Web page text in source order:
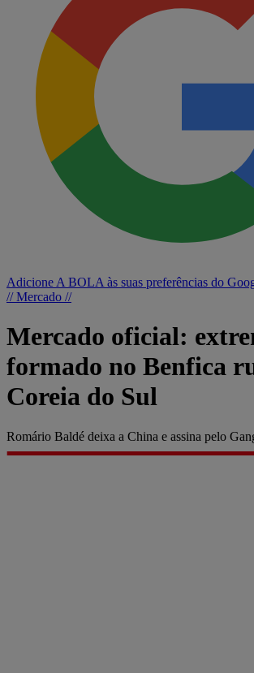
Adicione A BOLA às suas preferências do
// Mercado //
Mercado oficial:
formado no Benfica
Coreia do Sul
Romário Baldé deixa a China e assina pelo